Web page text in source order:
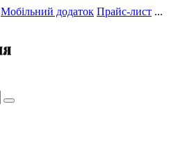
Мобільний додаток Прайс-лист ...